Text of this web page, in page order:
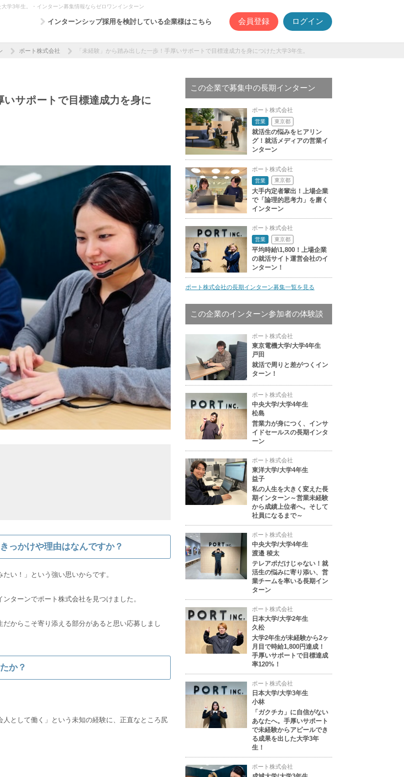
学3年生。・インターン募集情報ならゼロワンインターン
インターンシップ採用を検討している企業様はこちら 会員登録 ログイン
ポート株式会社 「未経験」から踏み出した一歩！手厚いサポートで目標達成力を身につけた大学3年生。
いサポートで目標達成力を身に
っかけや理由はなんですか？
い！」という強い思いからです。
ターンでポート株式会社を見つけました。
からこそ寄り添える部分があると思い応募しまし
か？
として働く」という未知の経験に、正直なところ尻
この企業で募集中の長期インターン
ポート株式会社
営業 東京都
就活生の悩みをヒアリン
グ！就活メディアの営業イ
ンターン
ポート株式会社
営業 東京都
大手内定者輩出！上場企業
で「論理的思考力」を磨く
インターン
ポート株式会社
営業 東京都
平均時給\1,800！上場企業
の就活サイト運営会社のイ
ンターン！
ポート株式会社の長期インターン募集一覧を見る
この企業のインターン参加者の体験談
ポート株式会社
東京電機大学/大学4年生
戸田
就活で周りと差がつくイン
ターン！
ポート株式会社
中央大学/大学4年生
松島
営業力が身につく、インサ
イドセールスの長期インタ
ーン
ポート株式会社
東洋大学/大学4年生
益子
私の人生を大きく変えた長
期インターン～営業未経験
から成績上位者へ。そして
社員になるまで～
ポート株式会社
中央大学/大学4年生
渡邉 稜太
テレアポだけじゃない！就
活生の悩みに寄り添い、営
業チームを率いる長期イン
ターン
ポート株式会社
日本大学/大学2年生
久松
大学2年生が未経験から2ヶ
月目で時給1,800円達成！
手厚いサポートで目標達成
率120%！
ポート株式会社
日本大学/大学3年生
小林
「ガクチカ」に自信がない
あなたへ。手厚いサポート
で未経験からアピールでき
る成果を出した大学3年
生！
ポート株式会社